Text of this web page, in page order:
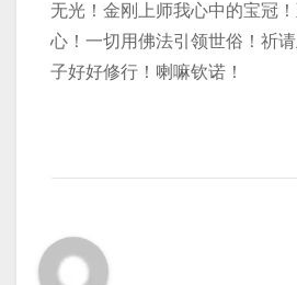
无光！金刚上师我心中的宝冠
心！一切用佛法引领世俗！祈
子好好修行！喇嘛钦诺！